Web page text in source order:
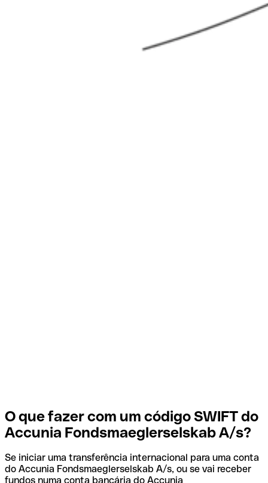
O que fazer com um código SWIFT do
Accunia Fondsmaeglerselskab A/s?
Se iniciar uma transferência internacional para uma conta
do Accunia Fondsmaeglerselskab A/s, ou se vai receber
fundos numa conta bancária do Accunia